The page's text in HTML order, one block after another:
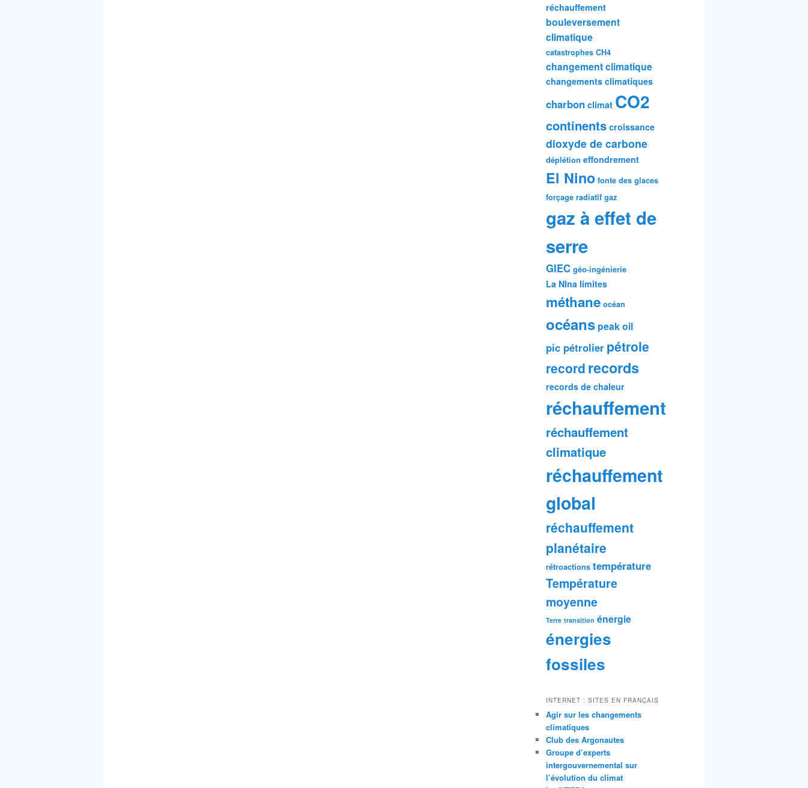
réchauffement
bouleversement
climatique
catastrophes CH4
changement climatique
changements climatiques
charbon climat CO2
continents croissance
dioxyde de carbone
déplétion effondrement
El Nino fonte des glaces
forçage radiatif gaz
gaz à effet de
serre
GIEC géo-ingénierie
La NIna limites
méthane océan
océans peak oil
pic pétrolier pétrole
record records
records de chaleur
réchauffement
réchauffement
climatique
réchauffement
global
réchauffement
planétaire
rétroactions température
Température
moyenne
Terre transition énergie
énergies
fossiles
INTERNET : SITES EN FRANÇAIS
Agir sur les changements
climatiques
Club des Argonautes
Groupe d’experts
intergouvernemental sur
l’évolution du climat